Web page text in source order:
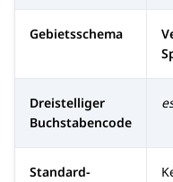
Gebietsschema
Dreistelliger
Buchstabencode
Standard-